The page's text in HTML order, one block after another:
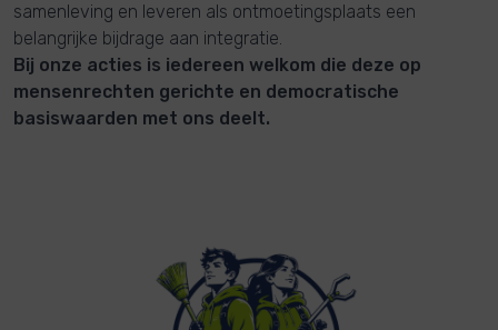
samenleving en leveren als ontmoetingsplaats een
belangrijke bijdrage aan integratie.
Bij onze acties is iedereen welkom die deze op
mensenrechten gerichte en democratische
basiswaarden met ons deelt.